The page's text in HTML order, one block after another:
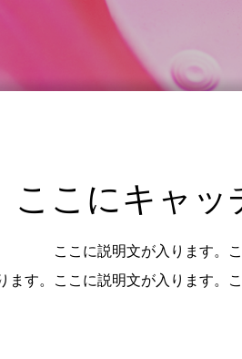
ここにキャッ
ここに説明文が入ります。
ます。ここに説明文が入ります。